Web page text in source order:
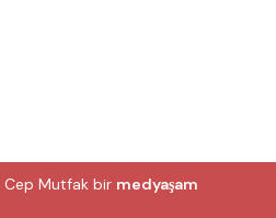
Cep Mutfak bir medyaşam